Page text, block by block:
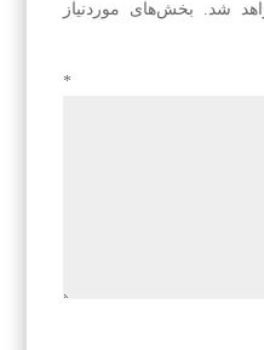
شد.
بخش‌های موردنیاز
*